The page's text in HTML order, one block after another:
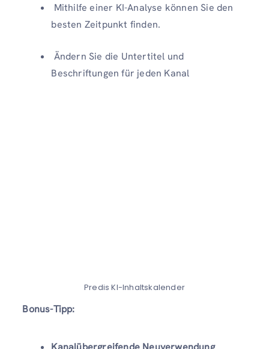
Mithilfe einer KI-Analyse können Sie den
besten Zeitpunkt finden.
Ändern Sie die Untertitel und
Beschriftungen für jeden Kanal
Predis KI-Inhaltskalender
Bonus-Tipp: